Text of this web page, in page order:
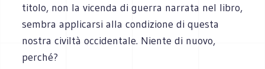
titolo, non la vicenda di guerra narrata nel libro,
sembra applicarsi alla condizione di questa
nostra civiltà occidentale. Niente di nuovo,
perché?